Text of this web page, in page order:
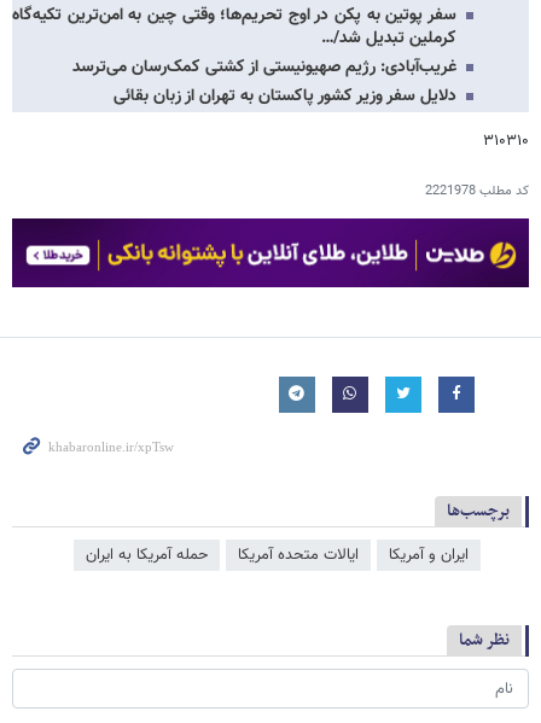
سفر پوتین به پکن در اوج تحریم‌ها؛ وقتی چین به امن‌ترین تکیه‌گاه
کرملین تبدیل شد/…
غریب‌آبادی: رژیم صهیونیستی از کشتی کمک‌رسان می‌ترسد
دلایل سفر وزیر کشور پاکستان به تهران از زبان بقائی
۳۱۰۳۱۰
کد مطلب2221978
برچسب‌ها
ایران و آمریکا ایالات متحده آمریکا حمله آمریکا به ایران
نظر شما